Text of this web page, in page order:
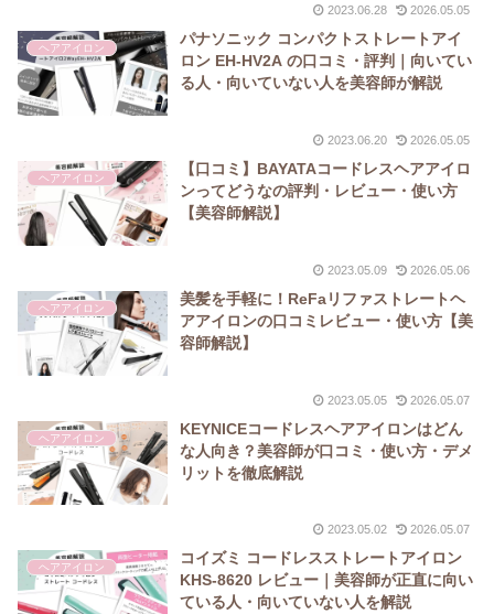
2023.06.28 2026.05.05
ヘアアイロン
パナソニック コンパクトストレートアイ
ロン EH-HV2A の口コミ・評判｜向いてい
る人・向いていない人を美容師が解説
2023.06.20 2026.05.05
ヘアアイロン
【口コミ】BAYATAコードレスヘアアイロ
ンってどうなの評判・レビュー・使い方
【美容師解説】
2023.05.09 2026.05.06
ヘアアイロン
美髪を手軽に！ReFaリファストレートヘ
アアイロンの口コミレビュー・使い方【美
容師解説】
2023.05.05 2026.05.07
ヘアアイロン
KEYNICEコードレスヘアアイロンはどん
な人向き？美容師が口コミ・使い方・デメ
リットを徹底解説
2023.05.02 2026.05.07
ヘアアイロン
コイズミ コードレスストレートアイロン
KHS-8620 レビュー｜美容師が正直に向い
ている人・向いていない人を解説